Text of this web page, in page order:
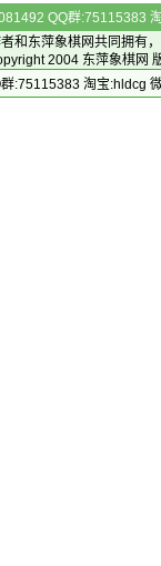
QQ群:75115383
和 东萍象棋网共同拥有
2004 东萍象棋网
:75115383 淘宝:hldcg